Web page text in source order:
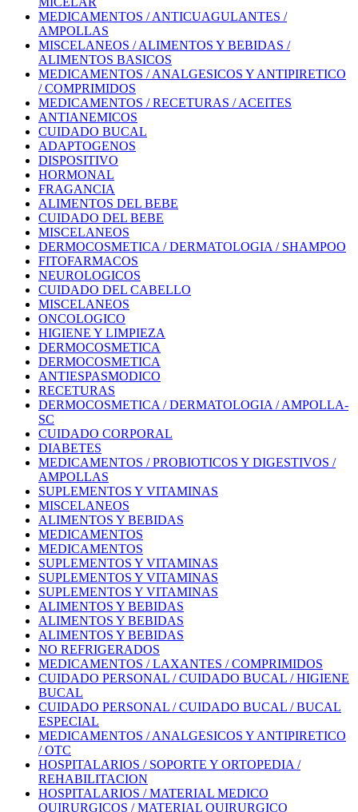
MEDICAMENTOS / ANTICUAGULANTES /
AMPOLLAS
MISCELANEOS / ALIMENTOS Y BEBIDAS /
ALIMENTOS BASICOS
MEDICAMENTOS / ANALGESICOS Y ANTIPIRETICO
/ COMPRIMIDOS
MEDICAMENTOS / RECETURAS / ACEITES
ANTIANEMICOS
CUIDADO BUCAL
ADAPTOGENOS
DISPOSITIVO
HORMONAL
FRAGANCIA
ALIMENTOS DEL BEBE
CUIDADO DEL BEBE
MISCELANEOS
DERMOCOSMETICA / DERMATOLOGIA / SHAMPOO
FITOFARMACOS
NEUROLOGICOS
CUIDADO DEL CABELLO
MISCELANEOS
ONCOLOGICO
HIGIENE Y LIMPIEZA
DERMOCOSMETICA
DERMOCOSMETICA
ANTIESPASMODICO
RECETURAS
DERMOCOSMETICA / DERMATOLOGIA / AMPOLLA-
SC
CUIDADO CORPORAL
DIABETES
MEDICAMENTOS / PROBIOTICOS Y DIGESTIVOS /
AMPOLLAS
SUPLEMENTOS Y VITAMINAS
MISCELANEOS
ALIMENTOS Y BEBIDAS
MEDICAMENTOS
MEDICAMENTOS
SUPLEMENTOS Y VITAMINAS
SUPLEMENTOS Y VITAMINAS
SUPLEMENTOS Y VITAMINAS
ALIMENTOS Y BEBIDAS
ALIMENTOS Y BEBIDAS
ALIMENTOS Y BEBIDAS
NO REFRIGERADOS
MEDICAMENTOS / LAXANTES / COMPRIMIDOS
CUIDADO PERSONAL / CUIDADO BUCAL / HIGIENE
BUCAL
CUIDADO PERSONAL / CUIDADO BUCAL / BUCAL
ESPECIAL
MEDICAMENTOS / ANALGESICOS Y ANTIPIRETICO
/ OTC
HOSPITALARIOS / SOPORTE Y ORTOPEDIA /
REHABILITACION
HOSPITALARIOS / MATERIAL MEDICO
QUIRURGICOS / MATERIAL QUIRURGICO